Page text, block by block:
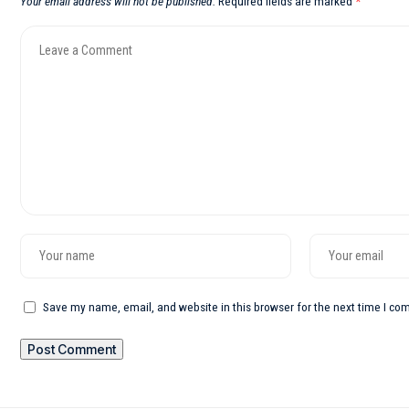
Save my name, email, and website in this browser for the next time I